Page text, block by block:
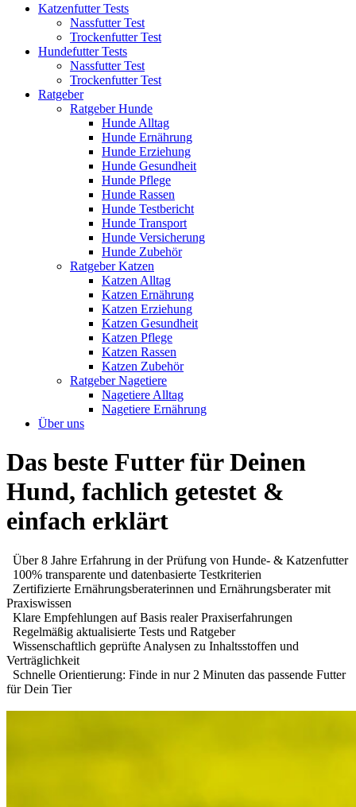
Katzenfutter Tests
Nassfutter Test
Trockenfutter Test
Hundefutter Tests
Nassfutter Test
Trockenfutter Test
Ratgeber
Ratgeber Hunde
Hunde Alltag
Hunde Ernährung
Hunde Erziehung
Hunde Gesundheit
Hunde Pflege
Hunde Rassen
Hunde Testbericht
Hunde Transport
Hunde Versicherung
Hunde Zubehör
Ratgeber Katzen
Katzen Alltag
Katzen Ernährung
Katzen Erziehung
Katzen Gesundheit
Katzen Pflege
Katzen Rassen
Katzen Zubehör
Ratgeber Nagetiere
Nagetiere Alltag
Nagetiere Ernährung
Über uns
Das beste Futter für Deinen
Hund, fachlich getestet &
einfach erklärt
Über 8 Jahre Erfahrung in der Prüfung von Hunde- & Katzenfutter
100% transparente und datenbasierte Testkriterien
Zertifizierte Ernährungsberaterinnen und Ernährungsberater mit
Praxiswissen
Klare Empfehlungen auf Basis realer Praxiserfahrungen
Regelmäßig aktualisierte Tests und Ratgeber
Wissenschaftlich geprüfte Analysen zu Inhaltsstoffen und
Verträglichkeit
Schnelle Orientierung: Finde in nur 2 Minuten das passende Futter
für Dein Tier